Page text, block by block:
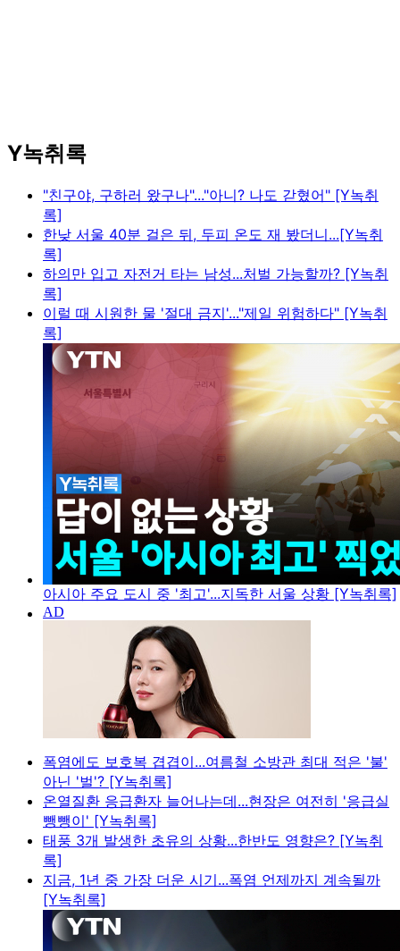
Y녹취록
"친구야, 구하러 왔구나"..."아니? 나도 갇혔어" [Y녹취
록]
한낮 서울 40분 걸은 뒤, 두피 온도 재 봤더니...[Y녹취
록]
하의만 입고 자전거 타는 남성...처벌 가능할까? [Y녹취
록]
이럴 때 시원한 물 '절대 금지'..."제일 위험하다" [Y녹취
록]
아시아 주요 도시 중 '최고'...지독한 서울 상황 [Y녹취록]
폭염에도 보호복 겹겹이...여름철 소방관 최대 적은 '불'
아닌 '벌'? [Y녹취록]
온열질환 응급환자 늘어나는데...현장은 여전히 '응급실
뺑뺑이' [Y녹취록]
태풍 3개 발생한 초유의 상황...한반도 영향은? [Y녹취
록]
지금, 1년 중 가장 더운 시기...폭염 언제까지 계속될까
[Y녹취록]